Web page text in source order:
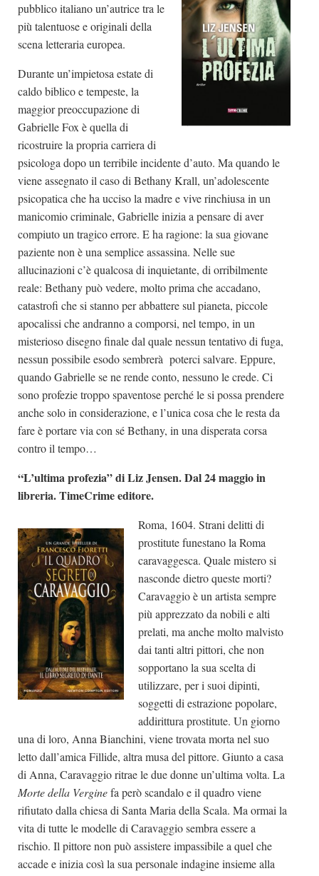
pubblico italiano un’autrice tra le
più talentuose e originali della
scena letteraria europea.
Durante un’impietosa estate di
caldo biblico e tempeste, la
maggior preoccupazione di
Gabrielle Fox è quella di
ricostruire la propria carriera di
psicologa dopo un terribile incidente d’auto. Ma quando le
viene assegnato il caso di Bethany Krall, un’adolescente
psicopatica che ha ucciso la madre e vive rinchiusa in un
manicomio criminale, Gabrielle inizia a pensare di aver
compiuto un tragico errore. E ha ragione: la sua giovane
paziente non è una semplice assassina. Nelle sue
allucinazioni c’è qualcosa di inquietante, di orribilmente
reale: Bethany può vedere, molto prima che accadano,
catastrofi che si stanno per abbattere sul pianeta, piccole
apocalissi che andranno a comporsi, nel tempo, in un
misterioso disegno finale dal quale nessun tentativo di fuga,
nessun possibile esodo sembrerà poterci salvare. Eppure,
quando Gabrielle se ne rende conto, nessuno le crede. Ci
sono profezie troppo spaventose perché le si possa prendere
anche solo in considerazione, e l’unica cosa che le resta da
fare è portare via con sé Bethany, in una disperata corsa
contro il tempo…
“L’ultima profezia” di Liz Jensen. Dal 24 maggio in
libreria. TimeCrime editore.
Roma, 1604. Strani delitti di
prostitute funestano la Roma
caravaggesca. Quale mistero si
nasconde dietro queste morti?
Caravaggio è un artista sempre
più apprezzato da nobili e alti
prelati, ma anche molto malvisto
dai tanti altri pittori, che non
sopportano la sua scelta di
utilizzare, per i suoi dipinti,
soggetti di estrazione popolare,
addirittura prostitute. Un giorno
una di loro, Anna Bianchini, viene trovata morta nel suo
letto dall’amica Fillide, altra musa del pittore. Giunto a casa
di Anna, Caravaggio ritrae le due donne un’ultima volta. La
Morte della Verginefa però scandalo e il quadro viene
rifiutato dalla chiesa di Santa Maria della Scala. Ma ormai la
vita di tutte le modelle di Caravaggio sembra essere a
rischio. Il pittore non può assistere impassibile a quel che
accade e inizia così la sua personale indagine insieme alla